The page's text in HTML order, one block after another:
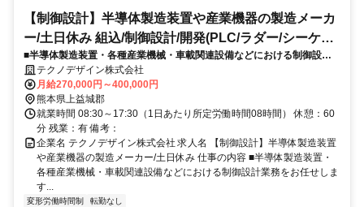
【制御設計】半導体製造装置や産業機器の製造メーカ
ー/土日休み 組込/制御設計/開発(PLC/ラダー/シーケン
ス制御)
■半導体製造装置・各種産業機械・車載関連設備などにおける制御設計
業務をお任せします。■経験やスキルを見て業務をお任せしますが、制
御設計業務を中心に、顧客との打ち合わせにも参加いただきます。
テクノデザイン株式会社
月給270,000円～400,000円
熊本県上益城郡
就業時間 08:30～17:30（1日あたり所定労働時間08時間） 休憩：60
分 残業：有 備考：
企業名 テクノデザイン株式会社 求人名 【制御設計】半導体製造装置
や産業機器の製造メーカー/土日休み 仕事の内容 ■半導体製造装置・
各種産業機械・車載関連設備などにおける制御設計業務をお任せしま
す...
変形労働時間制 転勤なし